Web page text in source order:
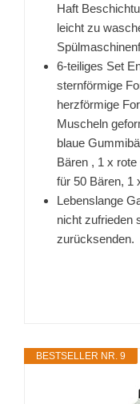
Haft
leicht zu
6-teiliges Set
sternförmige
herzförmige
Muscheln
blaue
Bären , 1 x
für 50 Bären, 1
Lebenslange
nicht zufrieden
zurücksenden.
BESTSELLER NR. 9